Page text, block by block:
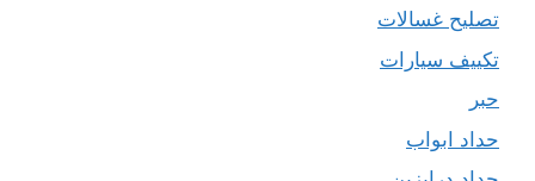
تصليح غسالات
تكييف سيارات
حبر
حداد ابواب